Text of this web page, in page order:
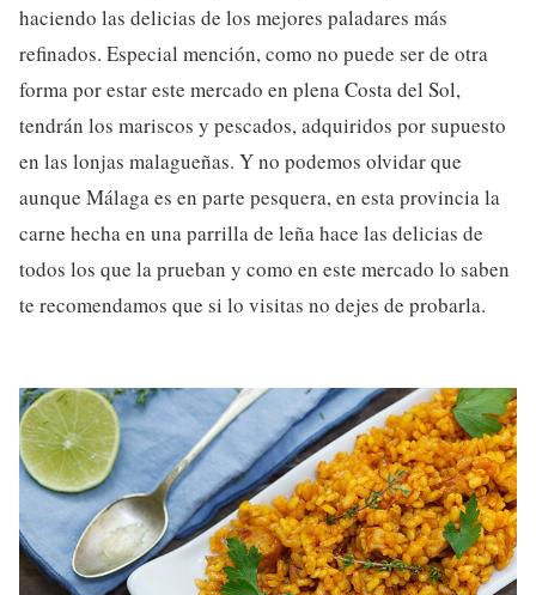
haciendo las delicias de los mejores paladares más
refinados. Especial mención, como no puede ser de otra
forma por estar este mercado en plena Costa del Sol,
tendrán los mariscos y pescados, adquiridos por supuesto
en las lonjas malagueñas. Y no podemos olvidar que
aunque Málaga es en parte pesquera, en esta provincia la
carne hecha en una parrilla de leña hace las delicias de
todos los que la prueban y como en este mercado lo saben
te recomendamos que si lo visitas no dejes de probarla.